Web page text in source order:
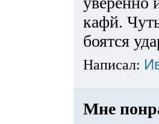
кафй.
боятся
Написал:
Мне